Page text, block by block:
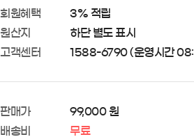
회원혜택
3% 적립
원산지
하단 별도 표시
고객센터
1588-6790 (운영시간
판매가
99,000 원
배송비
무료